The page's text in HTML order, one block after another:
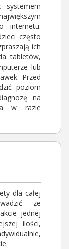
internetu.
często
ich
tabletów,
lub
Przed
poziom
na
a w razie
dla całej
ze
jednej
ilości,